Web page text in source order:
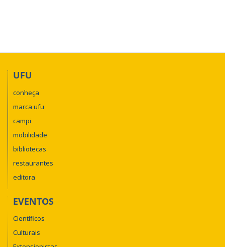
UFU
conheça
marca ufu
campi
mobilidade
bibliotecas
restaurantes
editora
EVENTOS
Científicos
Culturais